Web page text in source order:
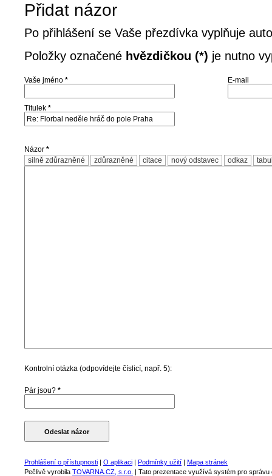
Přidat názor
Po přihlášení se Vaše přezdívka vyplňuje
Položky označené hvězdičkou (*) je nutno
Vaše jméno * E-mail
Titulek *
Názor *
silně zdůrazněné
zdůrazněné citace nový odstavec odkaz
Kontrolní otázka (odpovídejte číslicí, např. 5):
Pár jsou? *
Prohlášení o přístupnosti | O aplikaci | Podmínky užití | Mapa stránek
Pečlivě vyrobila TOVARNA.CZ, s.r.o. | Tato prezentace využívá systém pro